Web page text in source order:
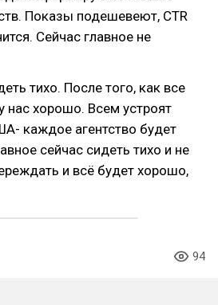
Показы подешевеют, CTR
Сейчас главное не
тихо. После того, как все
нас хорошо. Всем устроят
каждое агентство будет
сейчас сидеть тихо и не
и всё будет хорошо,
94